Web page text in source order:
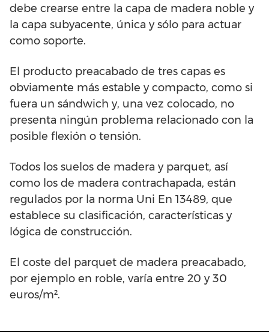
debe crearse entre la capa de madera noble y
la capa subyacente, única y sólo para actuar
como soporte.
El producto preacabado de tres capas es
obviamente más estable y compacto, como si
fuera un sándwich y, una vez colocado, no
presenta ningún problema relacionado con la
posible flexión o tensión.
Todos los suelos de madera y parquet, así
como los de madera contrachapada, están
regulados por la norma Uni En 13489, que
establece su clasificación, características y
lógica de construcción.
El coste del parquet de madera preacabado,
por ejemplo en roble, varía entre 20 y 30
euros/m².